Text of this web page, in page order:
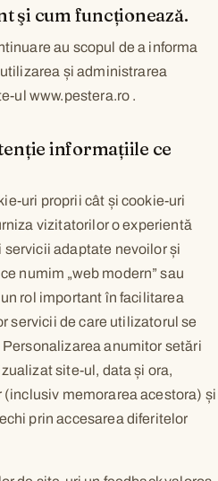
şi cum funcționează.
au scopul de a informa
și administrarea
ul www.pestera.ro .
informațiile ce
uri proprii cât și cookie-uri
vizitatorilor o experientă
servicii adaptate nevoilor și
numim „web modern” sau
rol important în facilitarea
servicii de care utilizatorul se
anumitor setări
site-ul, data și ora,
memorarea acestora) și
prin accesarea diferitelor